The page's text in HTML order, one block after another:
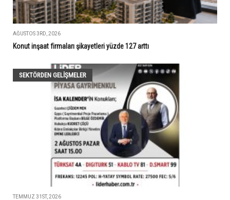
AĞUSTOS 3RD, 2026
Konut inşaat firmaları şikayetleri yüzde 127 arttı
SEKTÖRDEN GELIŞMELER
TEMMUZ 31ST, 2026